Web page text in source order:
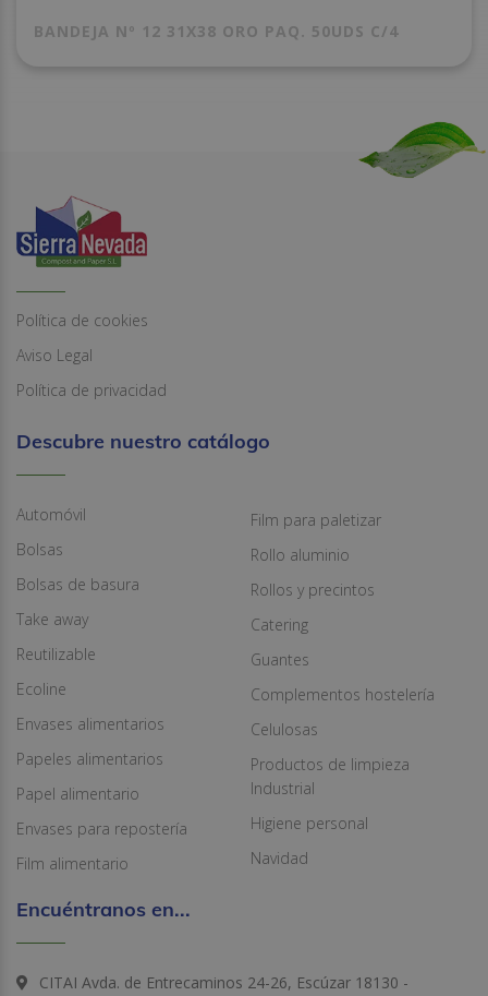
BANDEJA Nº 12 31X38 ORO PAQ. 50UDS C/4
Política de cookies
Aviso Legal
Política de privacidad
Descubre nuestro catálogo
Automóvil
Bolsas
Bolsas de basura
Take away
Reutilizable
Ecoline
Envases alimentarios
Papeles alimentarios
Papel alimentario
Envases para repostería
Film alimentario
Film para paletizar
Rollo aluminio
Rollos y precintos
Catering
Guantes
Complementos hostelería
Celulosas
Productos de limpieza
Industrial
Higiene personal
Navidad
Encuéntranos en...
CITAI Avda. de Entrecaminos 24-26, Escúzar 18130 -